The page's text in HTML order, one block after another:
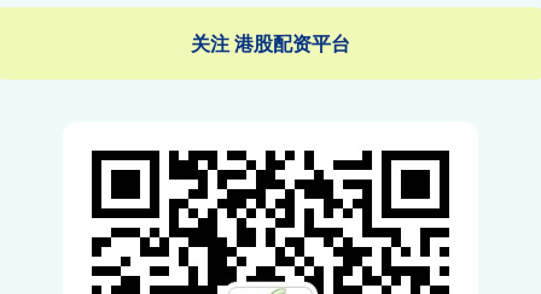
关注 港股配资平台